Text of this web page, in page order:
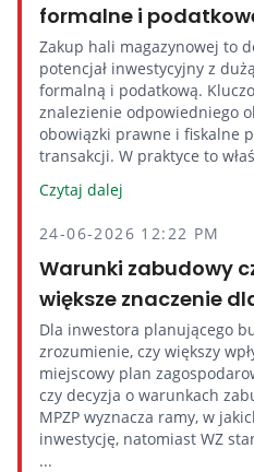
formalne i
Zakup hali magazynowej to
potencjał inwestycyjny z
formalną i podatkową.
znalezienie odpowiedniego
obowiązki prawne i fiskalne
transakcji. W praktyce to
Czytaj dalej
24-06-2026 12:22 PM
Warunki zabudowy
większe znaczenie
Dla inwestora planującego
zrozumienie, czy większy
miejscowy plan
czy decyzja o warunkach
MPZP wyznacza ramy, w
inwestycję, natomiast WZ
...